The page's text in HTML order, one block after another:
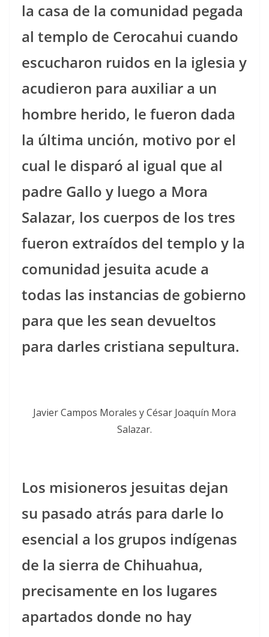
la casa de la comunidad pegada
al templo de Cerocahui cuando
escucharon ruidos en la iglesia y
acudieron para auxiliar a un
hombre herido, le fueron dada
la última unción, motivo por el
cual le disparó al igual que al
padre Gallo y luego a Mora
Salazar, los cuerpos de los tres
fueron extraídos del templo y la
comunidad jesuita acude a
todas las instancias de gobierno
para que les sean devueltos
para darles cristiana sepultura.
Javier Campos Morales y César Joaquín Mora
Salazar.
Los misioneros jesuitas dejan
su pasado atrás para darle lo
esencial a los grupos indígenas
de la sierra de Chihuahua,
precisamente en los lugares
apartados donde no hay